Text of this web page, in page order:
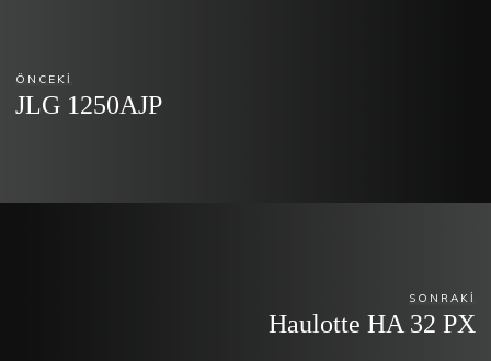
ÖNCEKI
JLG 1250AJP
SONRAKI
Haulotte HA 32 PX